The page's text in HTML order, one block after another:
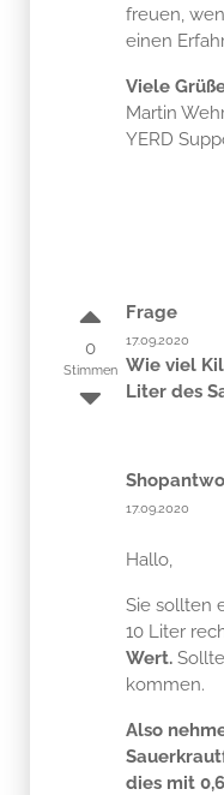
freuen,
einen
Viele
Martin
YERD
0
Stimmen
Frage
17.09.2020
Wie viel
Liter des
17.09.2020
Hallo,
Sie sollten
10 Liter
Wert.
kommen.
Also
dies mit